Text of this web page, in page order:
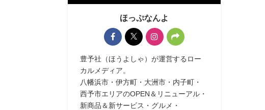
ほっぷなんよ
豊予社（ほうよしゃ）が運営するロー
カルメディア。
八幡浜市・伊方町・大洲市・内子町・
西予市エリアのOPEN＆リニューアル・
新商品＆新サービス・グルメ・